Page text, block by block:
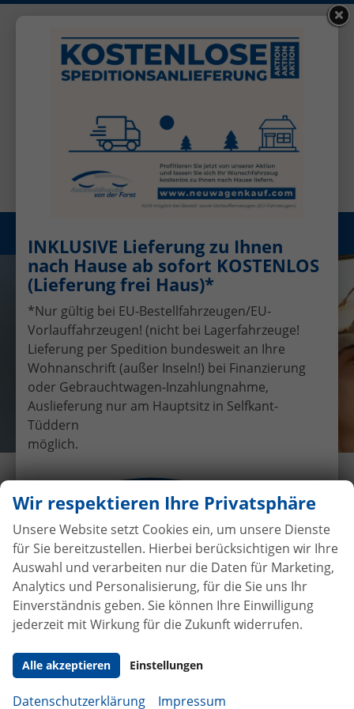
Öffnungszeiten: Mo - Fr 08.00 - 17.00
Registrieren
Übergabe eines EU-
Neufahrzeuges VW T6 Multivan
an Herr Vogel
6.3.2019 • Auslieferungen
Wir respektieren Ihre Privatsphäre
Unsere Website setzt Cookies ein, um unsere Dienste
für Sie bereitzustellen. Hierbei berücksichtigen wir Ihre
Auswahl und verarbeiten nur die Daten für Marketing,
Analytics und Personalisierung, für die Sie uns Ihr
Einverständnis geben. Sie können Ihre Einwilligung
jederzeit mit Wirkung für die Zukunft widerrufen.
Alle akzeptieren Einstellungen
Datenschutzerklärung Impressum
INKLUSIVE Lieferung zu Ihnen
nach Hause ab sofort KOSTENLOS
(Lieferung frei Haus)*
*Nur gültig bei EU-Bestellfahrzeugen/EU-
Vorlauffahrzeugen! (nicht bei Lagerfahrzeuge!
Lieferung per Spedition bundesweit an Ihre
Wohnanschrift (außer Inseln!) bei Finanzierung
oder Gebrauchtwagen-Inzahlungnahme,
Auslieferung nur am Hauptsitz in Selfkant-
Tüddern
möglich.
Autokaufohne Anzahlungbei
Beim Automobilhandel von der Forst genießen Sie
maximale Sicherheit und Transparenz. Bei uns